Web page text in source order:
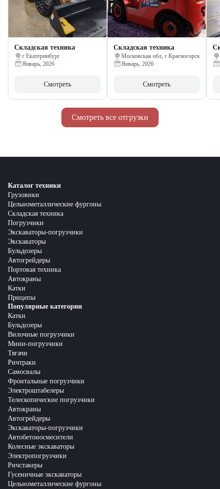
Смотреть все отгрузки
Складская техника
г Екатеринбург
Январь, 2026
Смотреть
Складская техника
Московская обл, г Красногорск
Январь, 2026
Смотреть
Каталог техники
Грузовики
Цельнометаллические фургоны
Складская техника
Погрузчики
Экскаваторы-погрузчики
Экскаваторы
Бульдозеры
Автогрейдеры
Портовая техника
Автокраны
Катки
Прицепы
Популярные категории
Катки
Бульдозеры
Вилочные погрузчики
Мини-погрузчики
Тягачи
Ричтраки
Самосвалы
Фронтальные погрузчики
Электроштабелеры
Телескопические погрузчики
Автокраны
Автогрейдеры
Экскаваторы-погрузчики
Автобетоносмесители
Колесные экскаваторы
Электропогрузчики
Ричстакеры
Гусеничные экскаваторы
Цельнометаллические фургоны